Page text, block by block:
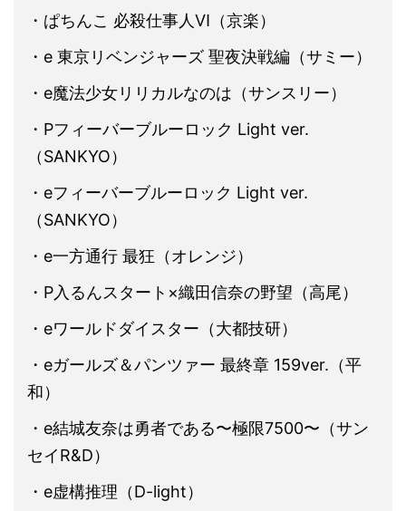
・ぱちんこ 必殺仕事人Ⅵ（京楽）
・e 東京リベンジャーズ 聖夜決戦編（サミー）
・e魔法少女リリカルなのは（サンスリー）
・Pフィーバーブルーロック Light ver.
（SANKYO）
・eフィーバーブルーロック Light ver.
（SANKYO）
・e一方通行 最狂（オレンジ）
・P入るんスタート×織田信奈の野望（高尾）
・eワールドダイスター（大都技研）
・eガールズ＆パンツァー 最終章 159ver.（平
和）
・e結城友奈は勇者である〜極限7500〜（サン
セイR&D）
・e虚構推理（D-light）